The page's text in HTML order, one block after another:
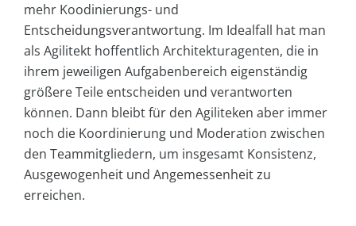
mehr Koodinierungs- und
Entscheidungsverantwortung. Im Idealfall hat man
als Agilitekt hoffentlich Architektur­agenten, die in
ihrem jeweiligen Aufgabenbereich eigenständig
größere Teile entscheiden und verantworten
können. Dann bleibt für den Agiliteken aber immer
noch die Koordinierung und Moderation zwischen
den Teammitgliedern, um insgesamt Konsistenz,
Ausgewogenheit und Angemessenheit zu
erreichen.